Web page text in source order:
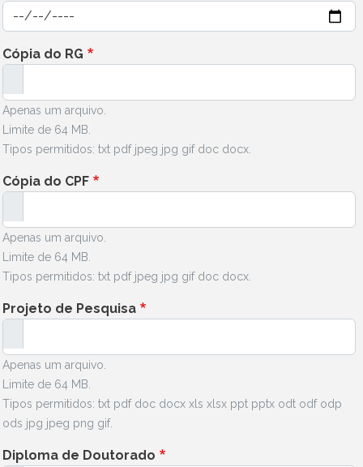
Data
Cópia do RG
Apenas um arquivo.
Limite de 64 MB.
Tipos permitidos: txt pdf jpeg jpg gif doc docx.
Cópia do CPF
Apenas um arquivo.
Limite de 64 MB.
Tipos permitidos: txt pdf jpeg jpg gif doc docx.
Projeto de Pesquisa
Apenas um arquivo.
Limite de 64 MB.
Tipos permitidos: txt pdf doc docx xls xlsx ppt pptx odt odf odp
ods jpg jpeg png gif.
Diploma de Doutorado